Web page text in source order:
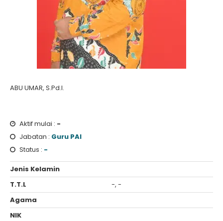
ABU UMAR, S.Pd.I.
Aktif mulai : -
Jabatan : Guru PAI
Status : -
Jenis Kelamin
T.T.L
-, -
Agama
NIK